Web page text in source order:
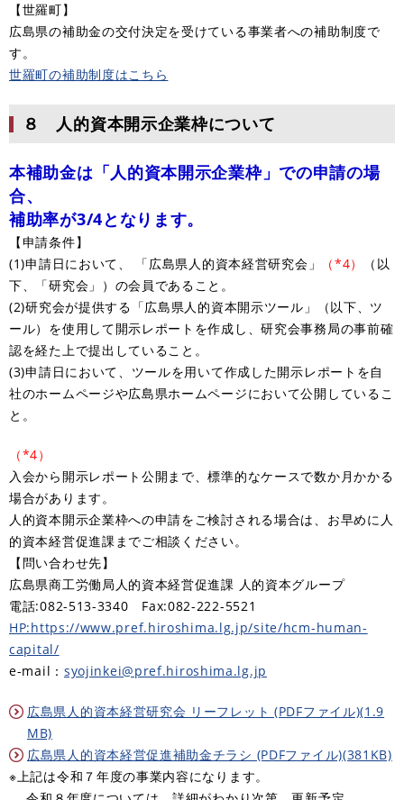
【世羅町】
広島県の補助金の交付決定を受けている事業者への補助制度で
す。
世羅町の補助制度はこちら
８ 人的資本開示企業枠について
本補助金は「人的資本開示企業枠」での申請の場
合、
補助率が3/4となります。
【申請条件】
(1)申請日において、 「広島県人的資本経営研究会」
（*4）
（以
下、「研究会」）の会員であること。
(2)研究会が提供する「広島県人的資本開示ツール」（以下、ツ
ール）を使用して開示レポートを作成し、研究会事務局の事前確
認を経た上で提出していること。
(3)申請日において、ツールを用いて作成した開示レポートを自
社のホームページや広島県ホームページにおいて公開しているこ
と。
（*4）
入会から開示レポート公開まで、標準的なケースで数か月かかる
場合があります。
人的資本開示企業枠への申請をご検討される場合は、お早めに人
的資本経営促進課までご相談ください。
【問い合わせ先】
広島県商工労働局人的資本経営促進課 人的資本グループ
電話:082-513-3340 Fax:082-222-5521
HP:https://www.pref.hiroshima.lg.jp/site/hcm-human-
capital/
e-mail： syojinkei@pref.hiroshima.lg.jp
広島県人的資本経営研究会 リーフレット (PDFファイル)(1.9
MB)
広島県人的資本経営促進補助金チラシ (PDFファイル)(381KB)
※上記は令和７年度の事業内容になります。